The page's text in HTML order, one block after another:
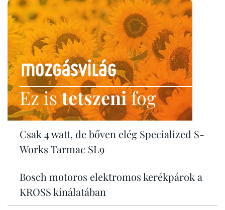
Ez istetszenifog
Csak 4 watt, de bőven elég Specialized S-
Works Tarmac SL9
Bosch motoros elektromos kerékpárok a
KROSS kínálatában